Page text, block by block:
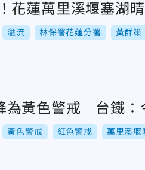
花蓮萬里溪堰塞湖
溢流 林保署花蓮分署 黃群策
為黃色警戒 台鐵：
黃色警戒 紅色警戒 萬里溪堰